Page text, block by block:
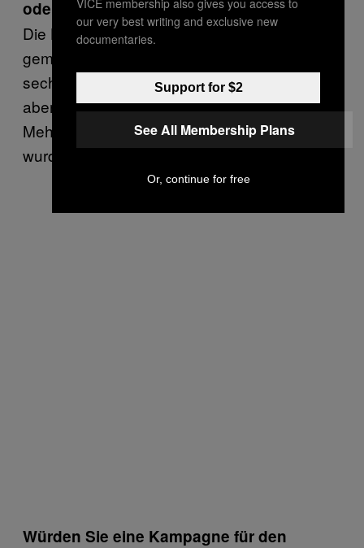
oder die 1:12-Initiative.
Die Linke hat diese Neid-Bewirtschaftung gut
gemacht. Das machen sie jetzt seit fünf,
sechs Jahren. Das finde ich sehr interessant,
aber es ist der Linken nicht gelungen,
Mehrheiten zu schaffen. Alle Initiativen
wurden erschreckend hoch abgeschmettert.
Würden Sie eine Kampagne für den
our very best writing and exclusive new
documentaries.
Support for $2
See All Membership Plans
Or, continue for free